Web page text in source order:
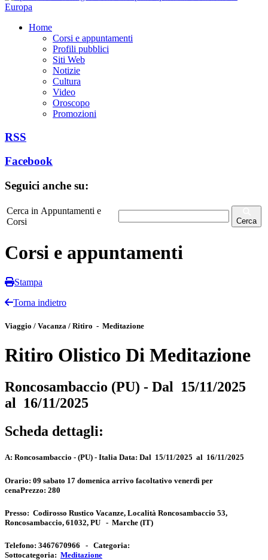
Home
Corsi e appuntamenti
Profili pubblici
Siti Web
Notizie
Cultura
Video
Oroscopo
Promozioni
RSS
Facebook
Seguici anche su:
Cerca in Appuntamenti e
Corsi
Cerca
Corsi e appuntamenti
Stampa
Torna indietro
Viaggio / Vacanza / Ritiro - Meditazione
Ritiro Olistico Di Meditazione
Roncosambaccio (PU) - Dal 15/11/2025
al 16/11/2025
Scheda dettagli:
A: Roncosambaccio - (PU) - Italia Data: Dal 15/11/2025 al 16/11/2025
Orario: 09 sabato 17 domenica arrivo facoltativo venerdì per
cenaPrezzo: 280
Presso: Codirosso Rustico Vacanze, Località Roncosambaccio 53,
Roncosambaccio, 61032, PU - Marche (IT)
Telefono: 3467670966 - Categoria:
Sottocategoria: Meditazione